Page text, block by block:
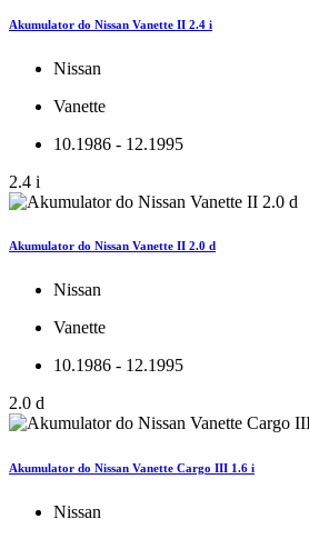
Akumulator do Nissan Vanette II 2.4 i
Nissan
Vanette
10.1986 - 12.1995
2.4 i
Akumulator do Nissan Vanette II 2.0 d
Nissan
Vanette
10.1986 - 12.1995
2.0 d
Akumulator do Nissan Vanette Cargo III 1.6 i
Nissan